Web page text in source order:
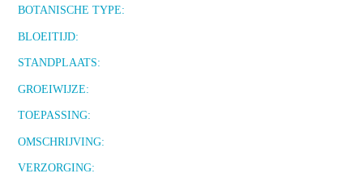
BOTANISCHE TYPE:
BLOEITIJD:
STANDPLAATS:
GROEIWIJZE:
TOEPASSING:
OMSCHRIJVING:
VERZORGING: